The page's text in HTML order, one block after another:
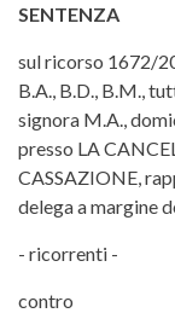
SENTENZA
sul ricorso 1672/
B.A., B.D., B.M.,
signora M.A.,
presso LA
CASSAZIONE,
delega a margine
- ricorrenti -
contro